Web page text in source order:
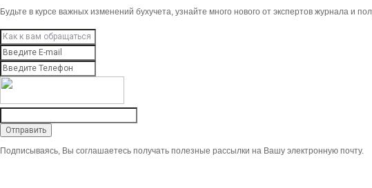
Будьте в курсе важных изменений бухучета, узнайте много нового от экспертов журнала и
Подписываясь, Вы соглашаетесь получать полезные рассылки на Вашу электронную почту.